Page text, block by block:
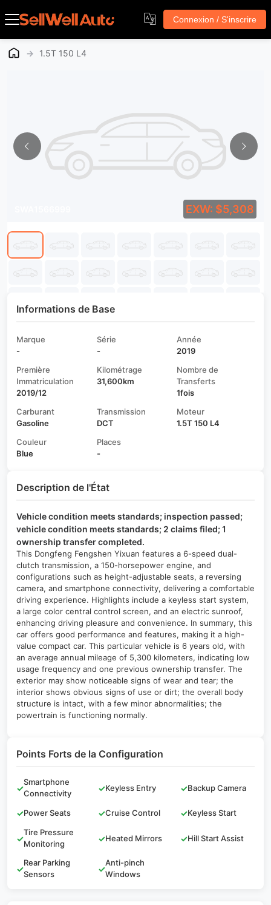
Connexion / S'inscrire
→ 1.5T 150 L4
EXW: $5,308
Informations de Base
Marque
-
Série
-
Année
2019
Première
Immatriculation
2019/12
Kilométrage
31,600km
Nombre de
Transferts
1fois
Carburant
Gasoline
Transmission
DCT
Moteur
1.5T 150 L4
Couleur
Blue
Places
-
Description de l'État
Vehicle condition meets standards; inspection passed;
vehicle condition meets standards; 2 claims filed; 1
ownership transfer completed.
This Dongfeng Fengshen Yixuan features a 6-speed dual-
clutch transmission, a 150-horsepower engine, and
configurations such as height-adjustable seats, a reversing
camera, and smartphone connectivity, delivering a comfortable
driving experience. Highlights include a keyless start system,
a large color central control screen, and an electric sunroof,
enhancing driving pleasure and convenience. In summary, this
car offers good performance and features, making it a high-
value compact car. This particular vehicle is 6 years old, with
an average annual mileage of 5,300 kilometers, indicating low
usage frequency and one previous ownership transfer. The
exterior may show noticeable signs of wear and tear; the
interior shows obvious signs of use or dirt; the overall body
structure is intact, with a few minor abnormalities; the
powertrain is functioning normally.
Points Forts de la Configuration
✓
Smartphone
Connectivity
✓Keyless Entry ✓Backup Camera
✓Power Seats ✓Cruise Control ✓Keyless Start
✓
Tire Pressure
Monitoring
✓Heated Mirrors ✓Hill Start Assist
✓
Rear Parking
Sensors
✓
Anti-pinch
Windows